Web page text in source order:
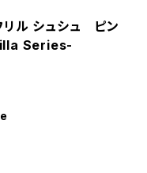
ル シュシュ ピン
Series-